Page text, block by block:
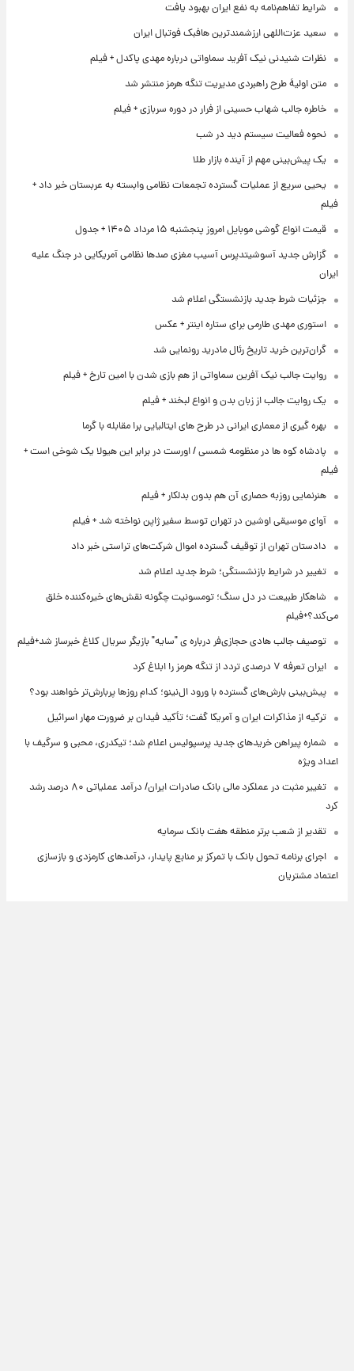
شرایط تفاهم‌نامه به نفع ایران بهبود یافت
سعید عزت‌اللهی ارزشمندترین هافبک فوتبال ایران
نظرات شنیدنی نیک آفرید سماواتی درباره مهدی پاکدل + فیلم
متن اولیۀ طرح راهبردی مدیریت تنگه هرمز منتشر شد
خاطره جالب شهاب حسینی از فرار در دوره سربازی + فیلم
نحوه فعالیت سیستم دید در شب
یک پیش‌بینی مهم از آینده بازار طلا
یحیی سریع از عملیات گسترده تجمعات نظامی وابسته به عربستان خبر داد +
فیلم
قیمت انواع گوشی موبایل امروز پنجشنبه ۱۵ مرداد ۱۴۰۵ + جدول
گزارش جدید آسوشیتدپرس آسیب مغزی صدها نظامی آمریکایی در جنگ علیه
ایران
جزئیات شرط جدید بازنشستگی اعلام شد
استوری مهدی طارمی برای ستاره اینتر + عکس
گران‌ترین خرید تاریخ رئال مادرید رونمایی شد
روایت جالب نیک آفرین سماواتی از هم بازی شدن با امین تارخ + فیلم
یک روایت جالب از زبان بدن و انواع لبخند + فیلم
بهره گیری از معماری ایرانی در طرح های ایتالیایی برا مقابله با گرما
پادشاه کوه ها در منظومه شمسی / اورست در برابر این هیولا یک شوخی است +
فیلم
هنرنمایی روزبه حصاری آن هم بدون بدلکار + فیلم
آوای موسیقی اوشین در تهران توسط سفیر ژاپن نواخته شد + فیلم
دادستان تهران از توقیف گسترده اموال شرکت‌های تراستی خبر داد
تغییر در شرایط بازنشستگی؛ شرط جدید اعلام شد
شاهکار طبیعت در دل سنگ؛ تومسونیت چگونه نقش‌های خیره‌کننده خلق
می‌کند؟+فیلم
توصیف جالب هادی حجازی‌فر درباره ی "سایه" بازیگر سریال کلاغ خبرساز شد+فیلم
ایران تعرفه ۷ درصدی تردد از تنگه هرمز را ابلاغ کرد
پیش‌بینی بارش‌های گسترده با ورود ال‌نینو؛ کدام روزها پربارش‌تر خواهند بود؟
ترکیه از مذاکرات ایران و آمریکا گفت؛ تأکید فیدان بر ضرورت مهار اسرائیل
شماره پیراهن خریدهای جدید پرسپولیس اعلام شد؛ تیکدری، محبی و سرگیف با
اعداد ویژه
تغییر مثبت در عملکرد مالی بانک صادرات ایران/ درآمد عملیاتی ۸۰ درصد رشد
کرد
تقدیر از شعب برتر منطقه هفت بانک سرمایه
اجرای برنامه تحول بانک با تمرکز بر منابع پایدار، درآمدهای کارمزدی و بازسازی
اعتماد مشتریان